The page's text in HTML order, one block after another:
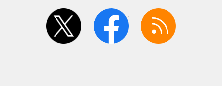
twitter facebook